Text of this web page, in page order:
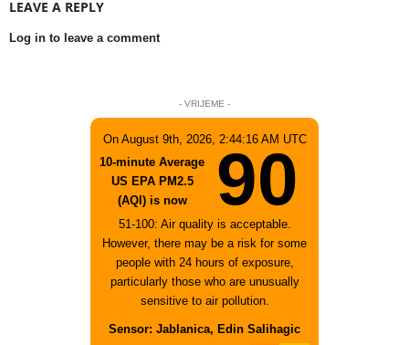
LEAVE A REPLY
Log in to leave a comment
- VRIJEME -
On August 9th, 2026, 2:44:16 AM UTC
10-minute Average
US EPA PM2.5
(AQI) is now
90
51-100: Air quality is acceptable.
However, there may be a risk for some
people with 24 hours of exposure,
particularly those who are unusually
sensitive to air pollution.
Sensor: Jablanica, Edin Salihagic